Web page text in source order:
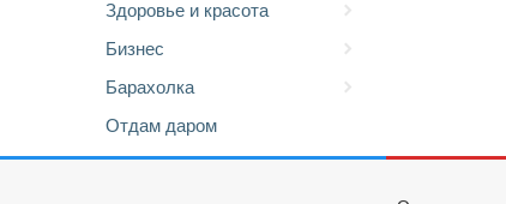
Здоровье и красота
Бизнес
Барахолка
Отдам даром